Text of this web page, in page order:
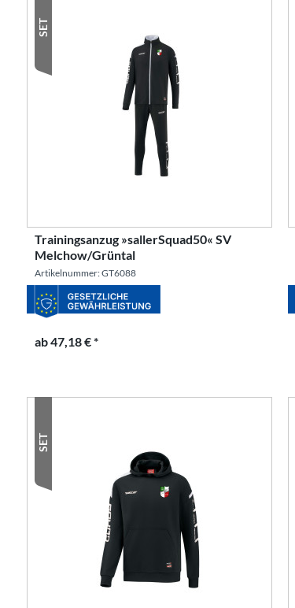
SET
Trainingsanzug »sallerSquad50« SV
Melchow/Grüntal
Artikelnummer: GT6088
ab 47,18 € *
SET